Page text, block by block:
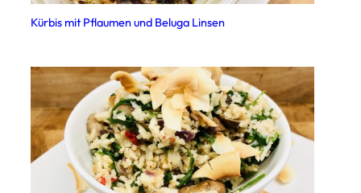
Kürbis mit Pflaumen und Beluga Linsen